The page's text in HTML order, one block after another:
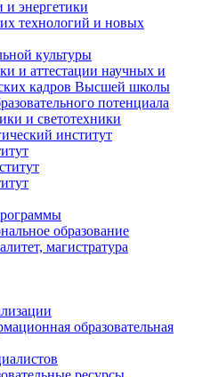
и энергетики
технологий и новых
культуры
и аттестации научных и
кадров Высшей школы
потенциала
и светотехники
институт
образование
магистратура
образовательная